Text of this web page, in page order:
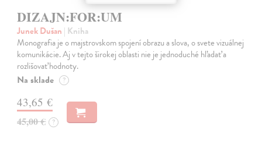
DIZAJN:FOR:UM
Junek Dušan | Kniha
Monografia je o majstrovskom spojení obrazu a slova, o svete vizuálnej
komunikácie. Aj v tejto širokej oblasti nie je jednoduché hľadať a
rozlišovať hodnoty.
Na sklade ?
43,65 €
45,00 € ?